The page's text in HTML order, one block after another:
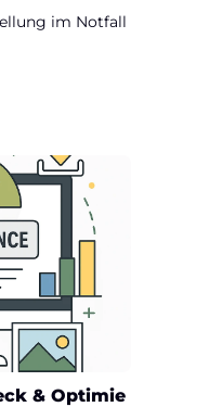
im Notfall
& Optimie